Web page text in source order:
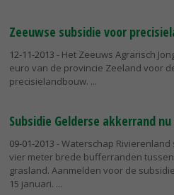
Zeeuwse subsidie voor
12-11-2013 - Het Zeeuws Agrarisch
euro van de provincie Zeeland voor
precisielandbouw.
Subsidie Gelderse akkerrand
09-01-2013 - Waterschap
vier meter brede bufferranden
grasland. Aanmelden voor de
15 januari.